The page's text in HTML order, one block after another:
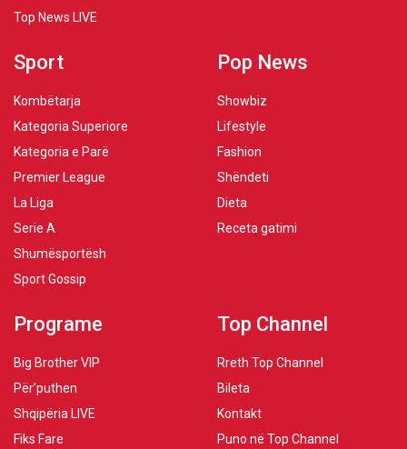
Top News LIVE
Sport
Kombëtarja
Kategoria Superiore
Kategoria e Parë
Premier League
La Liga
Serie A
Shumësportësh
Sport Gossip
Pop News
Showbiz
Lifestyle
Fashion
Shëndeti
Dieta
Receta gatimi
Programe
Big Brother VIP
Për’puthen
Shqipëria LIVE
Fiks Fare
Top Channel
Rreth Top Channel
Bileta
Kontakt
Puno në Top Channel